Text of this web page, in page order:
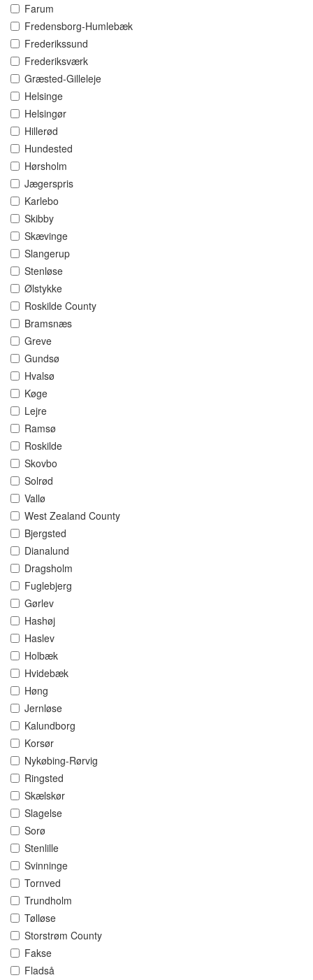
Farum
Fredensborg-Humlebæk
Frederikssund
Frederiksværk
Græsted-Gilleleje
Helsinge
Helsingør
Hillerød
Hundested
Hørsholm
Jægerspris
Karlebo
Skibby
Skævinge
Slangerup
Stenløse
Ølstykke
Roskilde County
Bramsnæs
Greve
Gundsø
Hvalsø
Køge
Lejre
Ramsø
Roskilde
Skovbo
Solrød
Vallø
West Zealand County
Bjergsted
Dianalund
Dragsholm
Fuglebjerg
Gørlev
Hashøj
Haslev
Holbæk
Hvidebæk
Høng
Jernløse
Kalundborg
Korsør
Nykøbing-Rørvig
Ringsted
Skælskør
Slagelse
Sorø
Stenlille
Svinninge
Tornved
Trundholm
Tølløse
Storstrøm County
Fakse
Fladså